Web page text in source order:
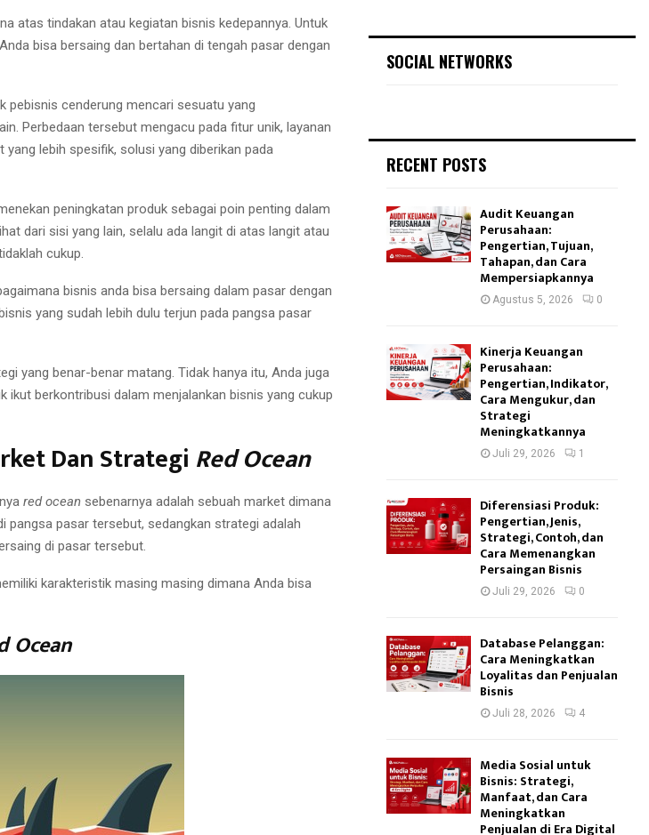
atas tindakan atau kegiatan bisnis kedepannya. Untuk
bisa bersaing dan bertahan di tengah pasar dengan
pebisnis cenderung mencari sesuatu yang
Perbedaan tersebut mengacu pada fitur unik, layanan
yang lebih spesifik, solusi yang diberikan pada
peningkatan produk sebagai poin penting dalam
dari sisi yang lain, selalu ada langit di atas langit atau
cukup.
bisnis anda bisa bersaing dalam pasar dengan
yang sudah lebih dulu terjun pada pangsa pasar
yang benar-benar matang. Tidak hanya itu, Anda juga
ikut berkontribusi dalam menjalankan bisnis yang cukup
Dan Strategi Red Ocean
red ocean sebenarnya adalah sebuah market dimana
pangsa pasar tersebut, sedangkan strategi adalah
di pasar tersebut.
karakteristik masing masing dimana Anda bisa
Ocean
SOCIAL NETWORKS
RECENT POSTS
Audit Keuangan
Perusahaan:
Pengertian, Tujuan,
Tahapan, dan Cara
Mempersiapkannya
Agustus 5, 2026 0
Kinerja Keuangan
Perusahaan:
Pengertian, Indikator,
Cara Mengukur, dan
Strategi
Meningkatkannya
Juli 29, 2026 1
Diferensiasi Produk:
Pengertian, Jenis,
Strategi, Contoh, dan
Cara Memenangkan
Persaingan Bisnis
Juli 29, 2026 0
Database Pelanggan:
Cara Meningkatkan
Loyalitas dan Penjualan
Bisnis
Juli 28, 2026 4
Media Sosial untuk
Bisnis: Strategi,
Manfaat, dan Cara
Meningkatkan
Penjualan di Era Digital